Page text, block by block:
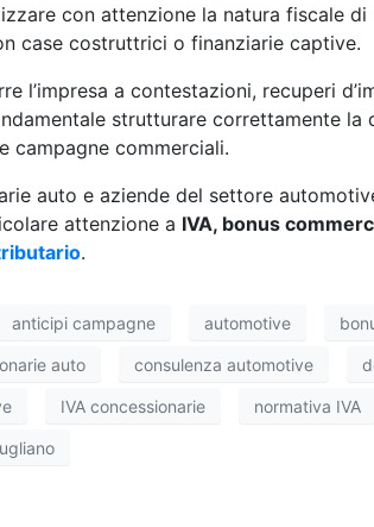
con attenzione la natura fiscale
case costruttrici o finanziarie captive.
l’impresa a contestazioni, recuperi
strutturare correttamente la
campagne commerciali.
auto e aziende del settore
attenzione a IVA, bonus
.
anticipi campagne automotive
auto consulenza automotive
IVA concessionarie normativa IVA